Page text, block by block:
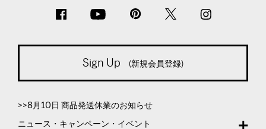
Sign Up (新規会員登録)
>>8月10日 商品発送休業のお知らせ
ニュース・キャンペーン・イベント